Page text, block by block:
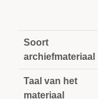
Soort
archiefmateriaal
Taal van het
materiaal